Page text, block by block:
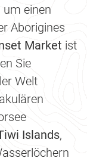
um einen
Aborigines
Market ist
Sie
Welt
Islands,